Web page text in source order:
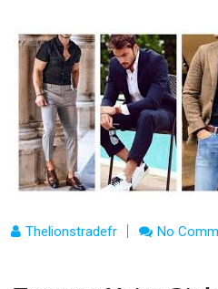
Thelionstradefr No